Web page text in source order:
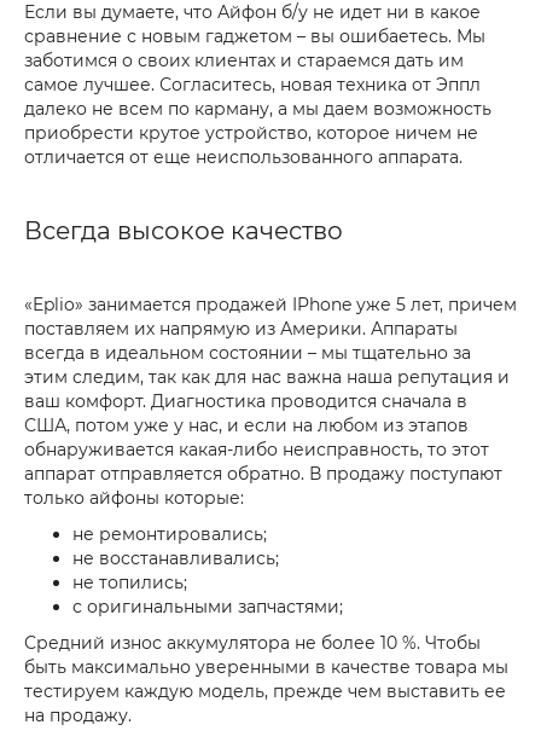
Если вы думаете, что Айфон б/у не идет ни в какое
сравнение с новым гаджетом – вы ошибаетесь. Мы
заботимся о своих клиентах и стараемся дать им
самое лучшее. Согласитесь, новая техника от Эппл
далеко не всем по карману, а мы даем возможность
приобрести крутое устройство, которое ничем не
отличается от еще неиспользованного аппарата.
Всегда высокое качество
«Eplio» занимается продажей IPhone уже 5 лет, причем
поставляем их напрямую из Америки. Аппараты
всегда в идеальном состоянии – мы тщательно за
этим следим, так как для нас важна наша репутация и
ваш комфорт. Диагностика проводится сначала в
США, потом уже у нас, и если на любом из этапов
обнаруживается какая-либо неисправность, то этот
аппарат отправляется обратно. В продажу поступают
только айфоны которые:
не ремонтировались;
не восстанавливались;
не топились;
с оригинальными запчастями;
Средний износ аккумулятора не более 10 %. Чтобы
быть максимально уверенными в качестве товара мы
тестируем каждую модель, прежде чем выставить ее
на продажу.